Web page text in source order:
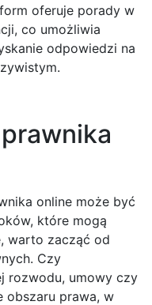
oferuje porady w
co umożliwia
odpowiedzi na
online może być
które mogą
warto zacząć od
Czy
rozwodu, umowy czy
obszaru prawa, w